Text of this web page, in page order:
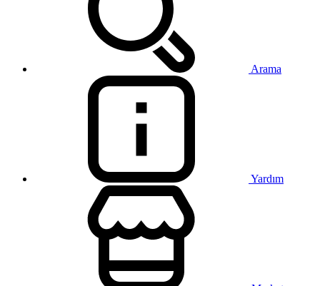
Arama
Yardım